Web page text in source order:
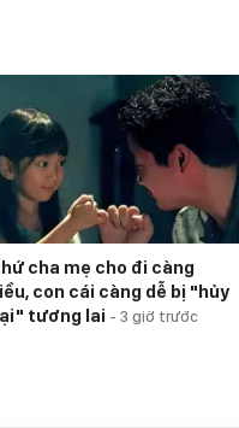
cha mẹ cho đi càng
con cái càng dễ bị "hủy
tương lai - 3 giờ trước